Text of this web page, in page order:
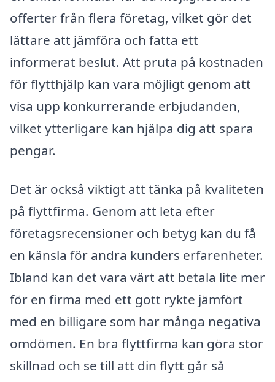
offerter från flera företag, vilket gör det
lättare att jämföra och fatta ett
informerat beslut. Att pruta på kostnaden
för flytthjälp kan vara möjligt genom att
visa upp konkurrerande erbjudanden,
vilket ytterligare kan hjälpa dig att spara
pengar.
Det är också viktigt att tänka på kvaliteten
på flyttfirma. Genom att leta efter
företagsrecensioner och betyg kan du få
en känsla för andra kunders erfarenheter.
Ibland kan det vara värt att betala lite mer
för en firma med ett gott rykte jämfört
med en billigare som har många negativa
omdömen. En bra flyttfirma kan göra stor
skillnad och se till att din flytt går så